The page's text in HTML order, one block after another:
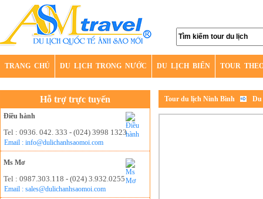
TRANG CHỦ DU LỊCH TRONG NƯỚC DU LỊCH BIỂN TOUR
Hỗ trợ trực tuyến
Điều hành
Tel : 0936. 042. 333 - (024) 3998 1323
Email : info@dulichanhsaomoi.com
Ms Mơ
Tel : 0987.303.118 - (024) 3.932.0255
Email : sales@dulichanhsaomoi.com
Tour du lịch Ninh Bình Du